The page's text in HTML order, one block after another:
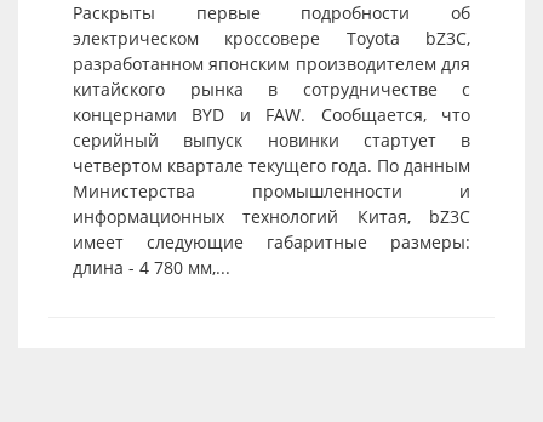
Раскрыты первые подробности об
электрическом кроссовере Toyota bZ3C,
разработанном японским производителем для
китайского рынка в сотрудничестве с
концернами BYD и FAW. Сообщается, что
серийный выпуск новинки стартует в
четвертом квартале текущего года. По данным
Министерства промышленности и
информационных технологий Китая, bZ3C
имеет следующие габаритные размеры:
длина - 4 780 мм,...